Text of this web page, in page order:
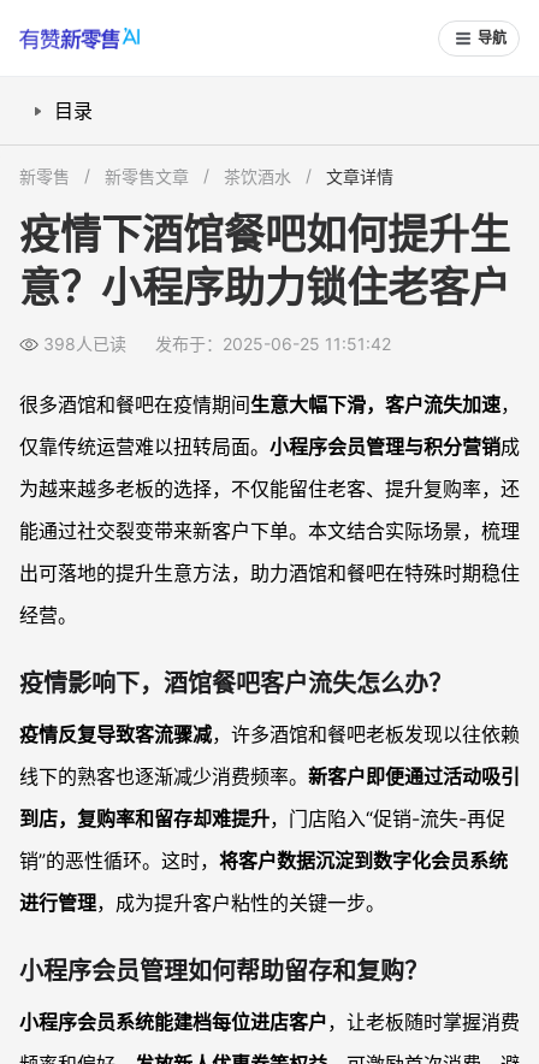
导航
目录
积分兑换与抽奖活动怎么刺激长期消费？
新人优惠券和社交裂变还能怎么用？
用小程序避免低价活动伤口碑和利润
常见问题
“共享股东”机制怎么让老客户主动推荐店铺？
新零售 新零售文章 茶饮酒水 文章详情
疫情下酒馆餐吧如何提升生
意？小程序助力锁住老客户
398人已读 发布于：2025-06-25 11:51:42
很多酒馆和餐吧在疫情期间生意大幅下滑，客户流失加速，
仅靠传统运营难以扭转局面。 小程序会员管理与积分营销成
为越来越多老板的选择，不仅能留住老客、提升复购率，还
能通过社交裂变带来新客户下单。本文结合实际场景，梳理
出可落地的提升生意方法，助力酒馆和餐吧在特殊时期稳住
经营。
疫情影响下，酒馆餐吧客户流失怎么办？
疫情反复导致客流骤减，许多酒馆和餐吧老板发现以往依赖
线下的熟客也逐渐减少消费频率。 新客户即便通过活动吸引
到店，复购率和留存却难提升，门店陷入“促销-流失-再促
销”的恶性循环。这时， 将客户数据沉淀到数字化会员系统
进行管理，成为提升客户粘性的关键一步。
小程序会员管理如何帮助留存和复购？
小程序会员系统能建档每位进店客户，让老板随时掌握消费